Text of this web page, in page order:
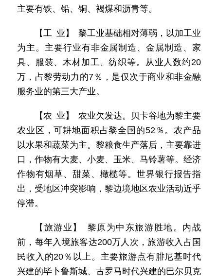
主要有铁、铅、铜、褐煤和沥青等。
【工 业】 黎工业基础相对薄弱，以加工业
为主。主要行业有非金属制造、金属制造、家
具、服装、木材加工、纺织等。从业人数约20
万，占黎劳动力的7％，是仅次于商业和非金融
服务业的第三大产业。
【农 业】 农业欠发达。贝卡谷地为黎主要
农业区，可耕地面积占黎全国的52％。农产品
以水果和蔬菜为主。黎粮食生产落后，主要靠进
口，作物有大麦、小麦、玉米、马铃薯等。经济
作物有烟草、甜菜、橄榄等。世界银行报告指
出，受地区冲突影响，黎边境地区农业活动近乎
停滞。
【旅游业】 黎原为中东旅游胜地。内战
前，每年入境旅客达200万人次，旅游收入占国
民收入的20％以上。主要旅游点有腓尼基时代
兴建的毕卜鲁斯城、古罗马时代兴建的巴尔贝克